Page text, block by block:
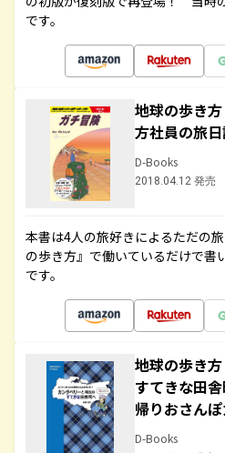
です。
地球の歩き
方社員の旅
D-Books
2018.04.12 発売
本書は4人の旅好きによるただの
の歩き方』で働いているだけで書
です。
地球の歩き
すてきな田
帰りおさん
D-Books